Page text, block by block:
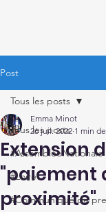
Post
Tous les posts
#AssembléeNationale
#Loiret
#Communiqué de
Tous les posts
Extension
"paiement
proximité"
Emma Minot
26 juil. 2022 1 min